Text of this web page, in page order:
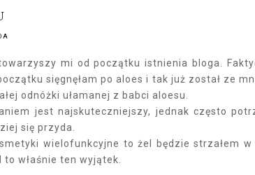
mi od początku istnienia bloga.
sięgnęłam po aloes i tak już został ze
odnóżki ułamanej z babci aloesu.
jest najskuteczniejszy, jednak często
się przyda.
wielofunkcyjne to żel będzie strzałem
właśnie ten wyjątek.